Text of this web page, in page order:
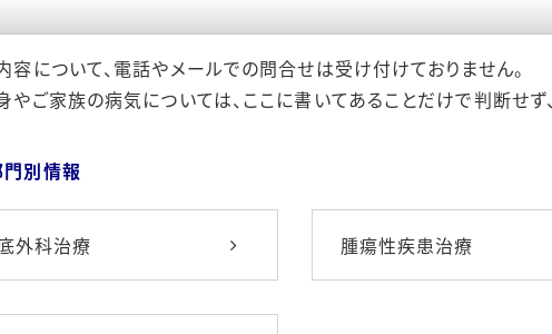
容について、電話やメールでの問合せは受け付けておりません。
やご家族の病気については、ここに書いてあることだけで判断せず
別情報
外科治療 腫瘍性疾患治療